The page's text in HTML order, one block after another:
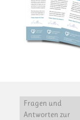
Fragen und
Antworten zur